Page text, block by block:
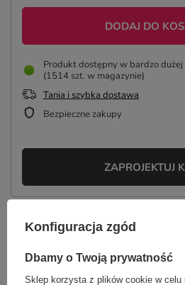
DODAJ DO
Produkt dostępny w bardzo dużej
(1514 szt. w magazynie)
Tania i szybka dostawa
Bezpieczne zakupy
ZAPROJEKTUJ
OPIS
Konfiguracja zgód
Dbamy o Twoją prywatność
Sklep korzysta z plików cookie w celu